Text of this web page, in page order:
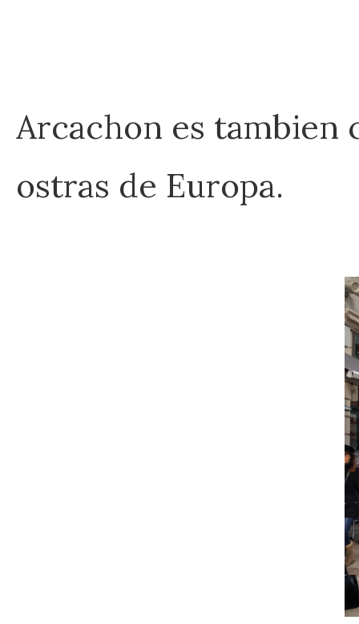
Arcachon es tambien
ostras de Europa.